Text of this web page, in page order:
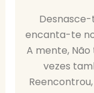
encanta-te
A mente, Não
vezes